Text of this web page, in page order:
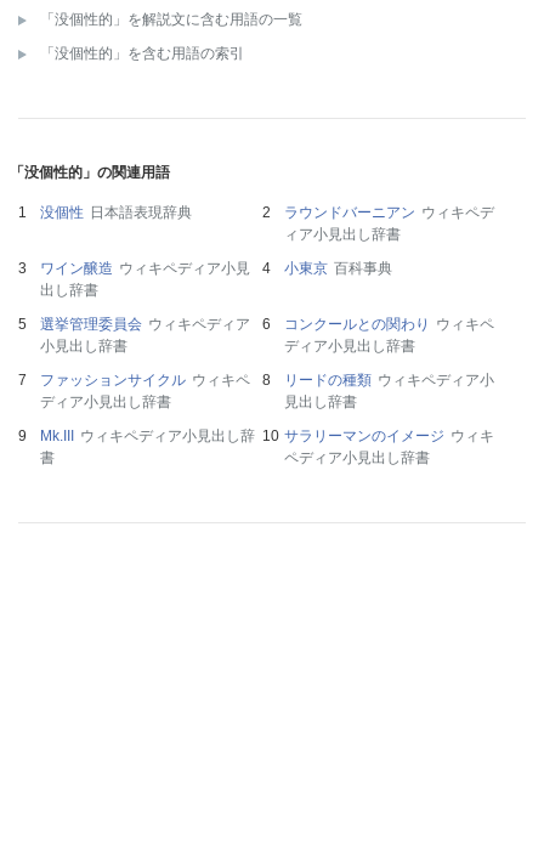
「没個性的」を解説文に含む用語の一覧
「没個性的」を含む用語の索引
「没個性的」の関連用語
没個性 日本語表現辞典 ラウンドバーニアン ウィキペデ
ィア小見出し辞書
ワイン醸造 ウィキペディア小見
出し辞書
小東京 百科事典
選挙管理委員会 ウィキペディア
小見出し辞書
コンクールとの関わり
ウィキペ
ディア小見出し辞書
ファッションサイクル ウィキペ
ディア小見出し辞書
リードの種類 ウィキペディア小
見出し辞書
Mk.III
ウィキペディア小見出し辞
書
サラリーマンのイメージ ウィキ
ペディア小見出し辞書